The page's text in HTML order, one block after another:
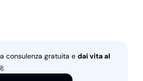
consulenza gratuita e dai vita al